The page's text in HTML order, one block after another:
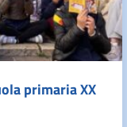
primaria XX